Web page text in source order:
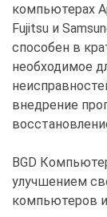
компьютерах
Fujitsu и
способен в
необходимое
внедрение
BGD
улучшением
компьютеров